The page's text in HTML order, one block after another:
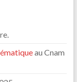
au Cnam